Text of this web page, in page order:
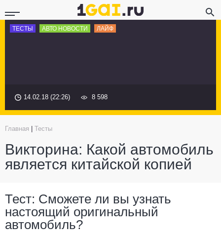
ТЕСТЫ АВТО НОВОСТИ ЛАЙФ
14.02.18 (22:26) 8 598
Главная Тесты
Викторина: Какой автомобиль
является китайской копией
Тест: Сможете ли вы узнать
настоящий оригинальный
автомобиль?